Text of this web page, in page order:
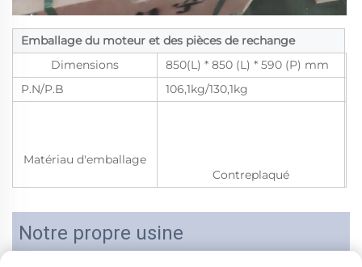
Emballage du moteur et des pièces de rechange
Dimensions
850(L) * 850 (L) * 590 (P) mm
P.N/P.B
106,1kg/130,1kg
Matériau d'emballage
Contreplaqué
Notre propre usine